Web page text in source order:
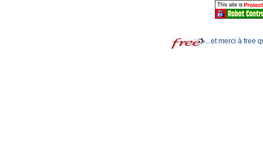
...et merci à free